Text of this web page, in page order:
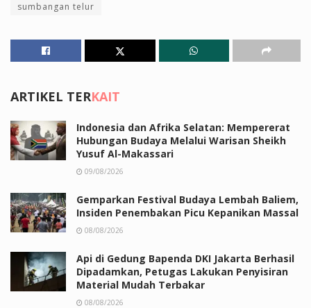
sumbangan telur
ARTIKEL TERKAIT
Indonesia dan Afrika Selatan: Mempererat
Hubungan Budaya Melalui Warisan Sheikh
Yusuf Al-Makassari
09/08/2026
Gemparkan Festival Budaya Lembah Baliem,
Insiden Penembakan Picu Kepanikan Massal
08/08/2026
Api di Gedung Bapenda DKI Jakarta Berhasil
Dipadamkan, Petugas Lakukan Penyisiran
Material Mudah Terbakar
08/08/2026